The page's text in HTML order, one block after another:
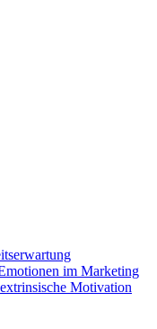
im Marketing
extrinsische Motivation